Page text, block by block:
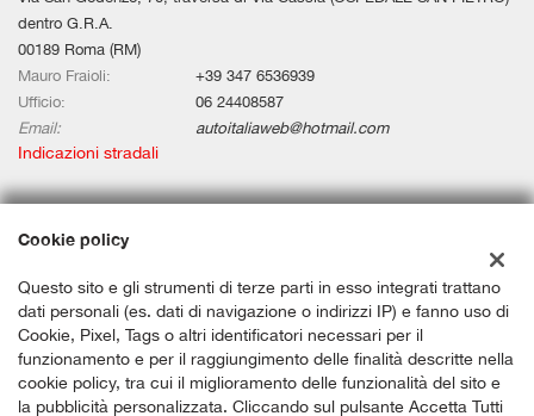
dentro G.R.A.
00189 Roma (RM)
Mauro Fraioli:
+39 347 6536939
Ufficio:
06 24408587
Email:
autoitaliaweb@hotmail.com
Indicazioni stradali
Dati fiscali:
Via Aurelia Km 67,580, Civitavecchia (RM)
C.F/P.IVA:12659191006
Registro delle imprese: RM
Cookie policy
Questo sito e gli strumenti di terze parti in esso integrati trattano
dati personali (es. dati di navigazione o indirizzi IP) e fanno uso di
Cookie, Pixel, Tags o altri identificatori necessari per il
funzionamento e per il raggiungimento delle finalità descritte nella
cookie policy, tra cui il miglioramento delle funzionalità del sito e
la pubblicità personalizzata. Cliccando sul pulsante Accetta Tutti